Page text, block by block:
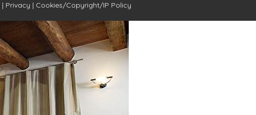
| Privacy | Cookies/Copyright/IP Policy